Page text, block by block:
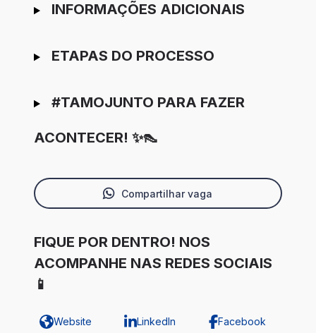
INFORMAÇÕES ADICIONAIS
ETAPAS DO PROCESSO
#TAMOJUNTO PARA FAZER
ACONTECER! ✨👠
Compartilhar vaga
FIQUE POR DENTRO! NOS
ACOMPANHE NAS REDES SOCIAIS
📱
Website LinkedIn Facebook